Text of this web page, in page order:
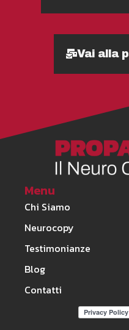
Vai alla
Menu
Chi Siamo
Neurocopy
Testimonianze
Blog
Contatti